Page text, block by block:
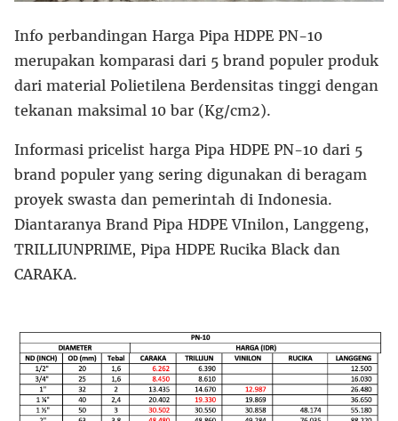
Info perbandingan Harga Pipa HDPE PN-10
merupakan komparasi dari 5 brand populer produk
dari material Polietilena Berdensitas tinggi dengan
tekanan maksimal 10 bar (Kg/cm2).
Informasi pricelist harga Pipa HDPE PN-10 dari 5
brand populer yang sering digunakan di beragam
proyek swasta dan pemerintah di Indonesia.
Diantaranya Brand Pipa HDPE VInilon, Langgeng,
TRILLIUNPRIME, Pipa HDPE Rucika Black dan
CARAKA.